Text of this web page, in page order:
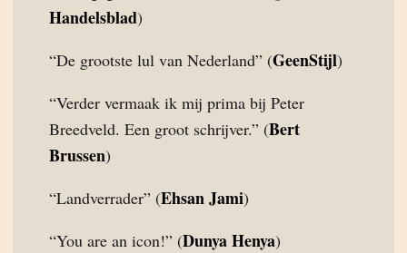
Handelsblad)
“De grootste lul van Nederland” (GeenStijl)
“Verder vermaak ik mij prima bij Peter
Breedveld. Een groot schrijver.” (Bert
Brussen)
“Landverrader” (Ehsan Jami)
“You are an icon!” (Dunya Henya)